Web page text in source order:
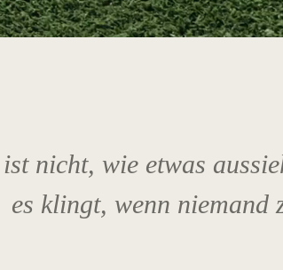
nicht, wie etwas
es klingt, wenn niemand